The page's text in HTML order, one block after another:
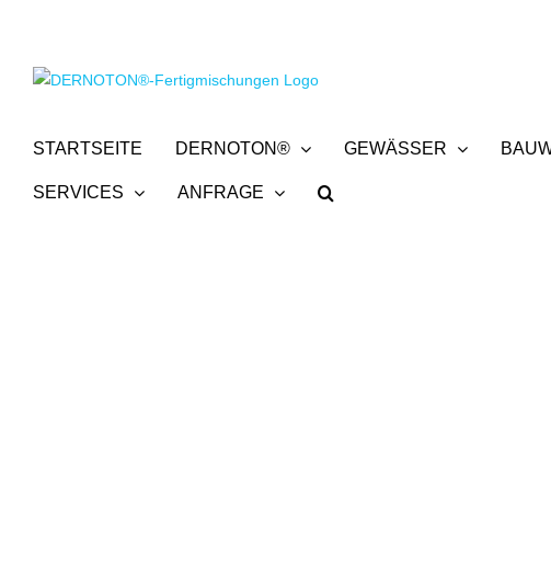
springen
STARTSEITE DERNOTON® GEWÄSSER
SERVICES ANFRAGE